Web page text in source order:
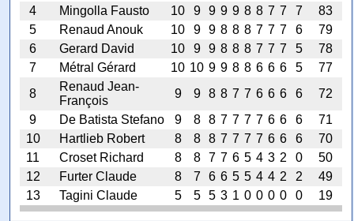
4
Mingolla Fausto 10 9 9 9 9 8 8 7 7 7
83
5
Renaud Anouk 10 9 9 8 8 8 7 7 7 6
79
6
Gerard David 10 9 9 8 8 8 7 7 7 5
78
7
Métral Gérard 10 10 9 9 8 8 6 6 6 5
77
8
Renaud Jean-
François
9 9 8 8 7 7 6 6 6 6
72
9
De Batista Stefano 9 8 8 7 7 7 7 6 6 6
71
10
Hartlieb Robert 8 8 8 7 7 7 7 6 6 6
70
11
Croset Richard 8 8 7 7 6 5 4 3 2 0
50
12
Furter Claude 8 7 6 6 5 5 4 4 2 2
49
13
Tagini Claude 5 5 5 3 1 0 0 0 0 0 19